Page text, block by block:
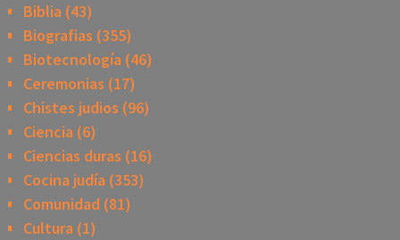
Biblia(43)
Biografias (355)
Biotecnología(46)
Ceremonias (17)
Chistes judios (96)
Ciencia(6)
Ciencias duras (16)
Cocina judía(353)
Comunidad(81)
Cultura(1)